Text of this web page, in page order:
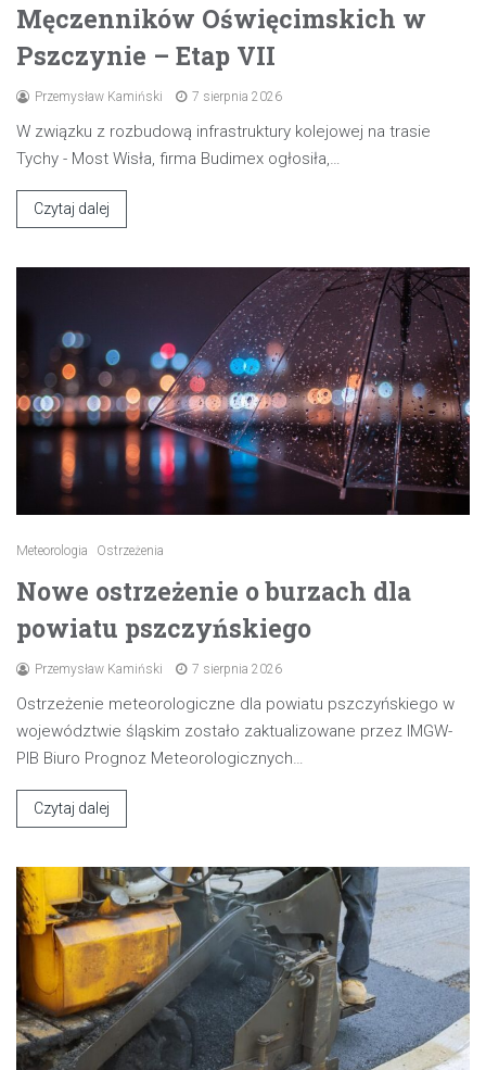
Męczenników Oświęcimskich w
Pszczynie – Etap VII
Przemysław Kamiński 7 sierpnia 2026
W związku z rozbudową infrastruktury kolejowej na trasie
Tychy - Most Wisła, firma Budimex ogłosiła,…
Czytaj dalej
Meteorologia Ostrzeżenia
Nowe ostrzeżenie o burzach dla
powiatu pszczyńskiego
Przemysław Kamiński 7 sierpnia 2026
Ostrzeżenie meteorologiczne dla powiatu pszczyńskiego w
województwie śląskim zostało zaktualizowane przez IMGW-
PIB Biuro Prognoz Meteorologicznych…
Czytaj dalej